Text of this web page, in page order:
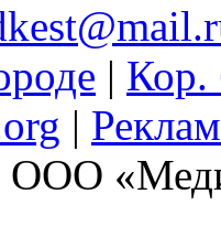
| Кор.
|